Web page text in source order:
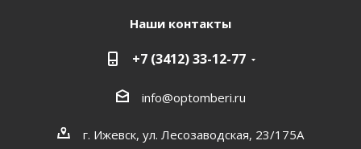
Наши контакты
+7 (3412) 33-12-77
info@optomberi.ru
г. Ижевск, ул. Лесозаводская, 23/175А